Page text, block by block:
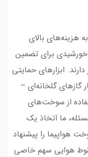
هزینه‌های بالای
خورشیدی برای تضمین
ابزارهای حمایتی
گازهای گلخانه‌ای –
از سوخت‌های
ما اتخاذ یک
هواپیما را پیشنهاد
هوایی سهم خاصی